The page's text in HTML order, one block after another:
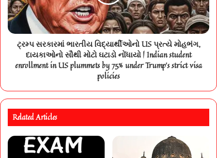
ટ્રમ્પ સરકારમાં ભારતીય વિદ્યાર્થીઓનો US પ્રત્યે મોહભંગ,
દાયકાઓનો સૌથી મોટો ઘટાડો નોંધાયો | Indian student
enrollment in US plummets by 75% under Trump's strict visa
policies
Related Articles